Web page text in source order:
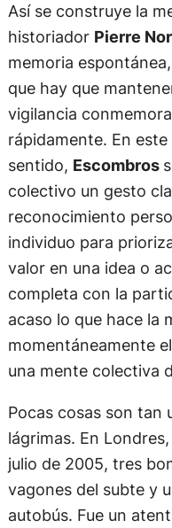
Así se construye la
historiador Pierre
memoria
que hay que
vigilancia
rápidamente. En este
sentido, Escombros
colectivo un gesto
reconocimiento
individuo para
valor en una idea o
completa con la
acaso lo que hace la
momentáneamente
una mente colectiva
Pocas cosas son tan
lágrimas. En
julio de 2005, tres
vagones del subte y
autobús. Fue un